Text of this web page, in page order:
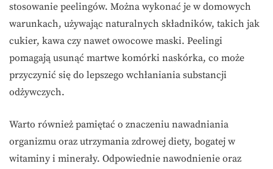
stosowanie peelingów. Można wykonać je w domowych
warunkach, używając naturalnych składników, takich jak
cukier, kawa czy nawet owocowe maski. Peelingi
pomagają usunąć martwe komórki naskórka, co może
przyczynić się do lepszego wchłaniania substancji
odżywczych.
Warto również pamiętać o znaczeniu nawadniania
organizmu oraz utrzymania zdrowej diety, bogatej w
witaminy i minerały. Odpowiednie nawodnienie oraz